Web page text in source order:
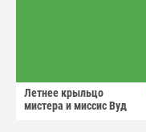
Летнее крыльцо
мистера и миссис Вуд